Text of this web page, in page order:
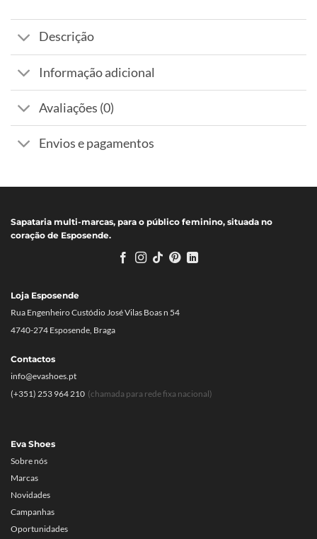
Descrição
Informação adicional
Avaliações (0)
Envios e pagamentos
Sapataria multi-marcas, para o público feminino, situada no
coração de Esposende.
Eva Shoes
Sobre nós
Marcas
Novidades
Campanhas
Oportunidades
Loja Esposende
Rua Engenheiro Custódio José Vilas Boas n 54
4740-274 Esposende, Braga
Contactos
info@evashoes.pt
(+351) 253 964 210 (chamada para rede fixa nacional)